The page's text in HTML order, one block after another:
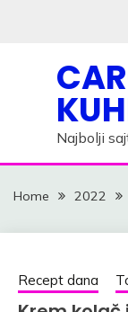
Najbolji
Home 2022
Recept dana